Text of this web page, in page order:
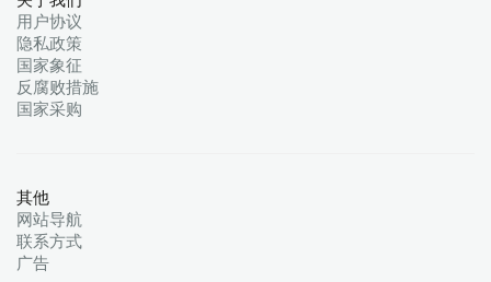
用户协议
隐私政策
国家象征
反腐败措施
国家采购
其他
网站导航
联系方式
广告